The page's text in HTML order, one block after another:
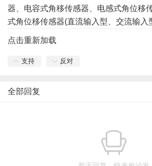
器、电容式角移传感器、电感式角位移
式角位移传感器(直流输入型、交流输入
点击重新加载
支持 反对
全部回复